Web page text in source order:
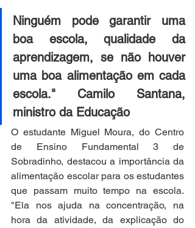
Ninguém pode garantir uma
boa escola, qualidade da
aprendizagem, se não houver
uma boa alimentação em cada
escola." Camilo Santana,
ministro da Educação
O estudante Miguel Moura, do Centro
de Ensino Fundamental 3 de
Sobradinho, destacou a importância da
alimentação escolar para os estudantes
que passam muito tempo na escola.
"Ela nos ajuda na concentração, na
hora da atividade, da explicação do